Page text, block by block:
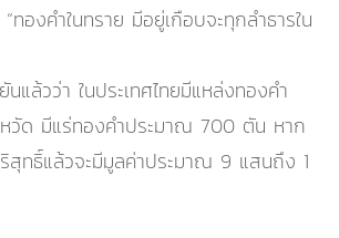
ทองคำในทราย มีอยู่เกือบจะทุกลำธารใน
แล้วว่า ในประเทศไทยมีแหล่งทองคำ
วัด มีแร่ทองคำประมาณ 700 ตัน หาก
สุทธิ์แล้วจะมีมูลค่าประมาณ 9 แสนถึง 1